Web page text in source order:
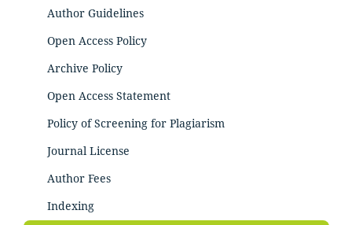
Author Guidelines
Open Access Policy
Archive Policy
Open Access Statement
Policy of Screening for Plagiarism
Journal License
Author Fees
Indexing